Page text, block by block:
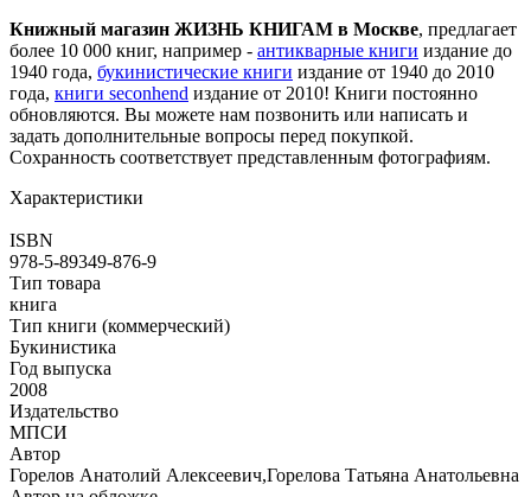
Книжный магазин ЖИЗНЬ КНИГАМ в Москве, предлагает
более 10 000 книг, например - антикварные книги издание до
1940 года, букинистические книги издание от 1940 до 2010
года, книги seconhend издание от 2010! Книги постоянно
обновляются. Вы можете нам позвонить или написать и
задать дополнительные вопросы перед покупкой.
Сохранность соответствует представленным фотографиям.
Характеристики
ISBN
978-5-89349-876-9
Тип товара
книга
Тип книги (коммерческий)
Букинистика
Год выпуска
2008
Издательство
МПСИ
Автор
Горелов Анатолий Алексеевич,Горелова Татьяна Анатольевна